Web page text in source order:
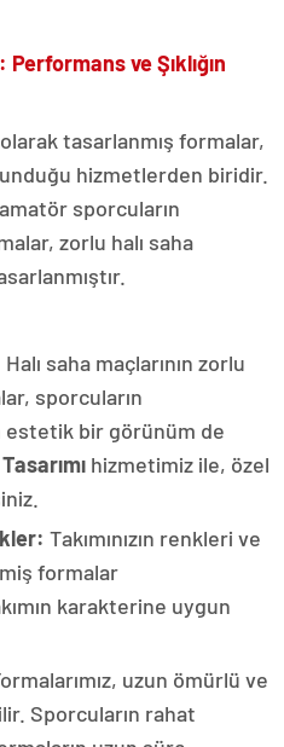
Performans ve Şıklığın
tasarlanmış formalar,
hizmetlerden biridir.
sporcuların
zorlu halı saha
Halı saha maçlarının zorlu
sporcuların
estetik bir görünüm de
hizmetimiz ile, özel
Takımınızın renkleri ve
formalar
karakterine uygun
uzun ömürlü ve
Sporcuların rahat